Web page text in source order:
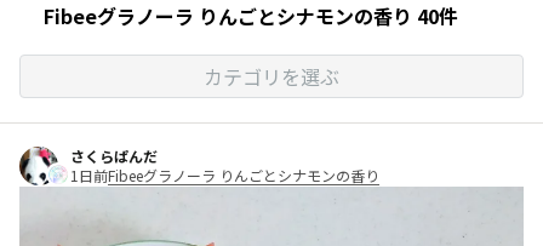
Fibeeグラノーラ りんごとシナモンの香り 40件
カテゴリを選ぶ
さくらぱんだ
1日前Fibeeグラノーラ りんごとシナモンの香り